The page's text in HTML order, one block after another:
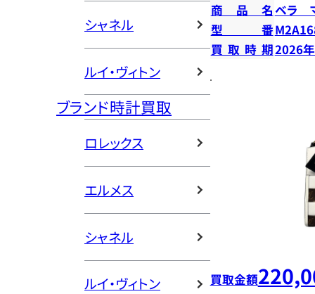
シャネル
ルイ・ヴィトン
ブランド時計買取
ロレックス
エルメス
シャネル
ルイ・ヴィトン
商品名ベラ
型番
買取時期2026
買取金額